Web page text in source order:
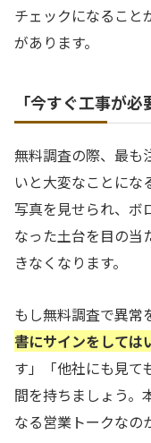
チェックになること
があります。
「今すぐ工事が
無料調査の際、最も
いと大変なことにな
写真を見せられ、ボ
なった土台を目の当
きなくなります。
もし無料調査で異常
書にサインをしては
す」「他社にも見て
間を持ちましょう。
なる営業トークなの